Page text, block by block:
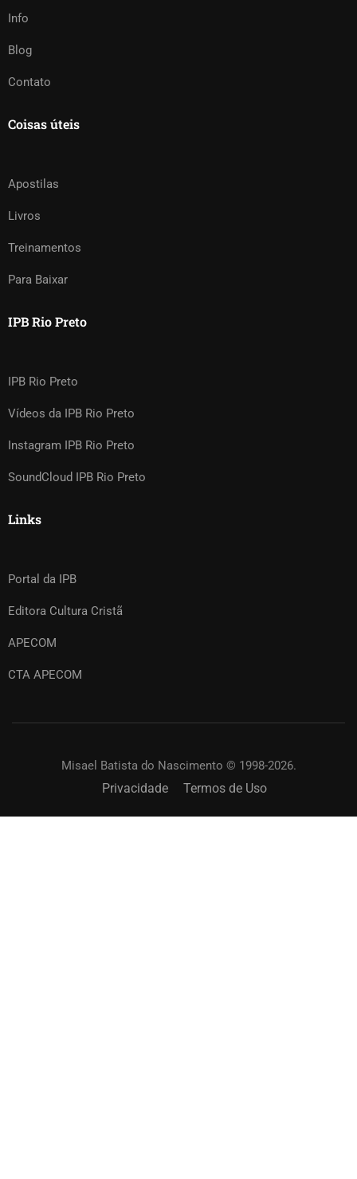
Info
Blog
Contato
Coisas úteis
Apostilas
Livros
Treinamentos
Para Baixar
IPB Rio Preto
IPB Rio Preto
Vídeos da IPB Rio Preto
Instagram IPB Rio Preto
SoundCloud IPB Rio Preto
Links
Portal da IPB
Editora Cultura Cristã
APECOM
CTA APECOM
Misael Batista do Nascimento © 1998-2026.
Privacidade Termos de Uso